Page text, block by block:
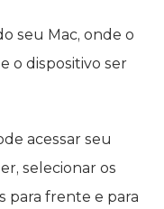
seu Mac, onde o
o dispositivo ser
acessar seu
selecionar os
para frente e para